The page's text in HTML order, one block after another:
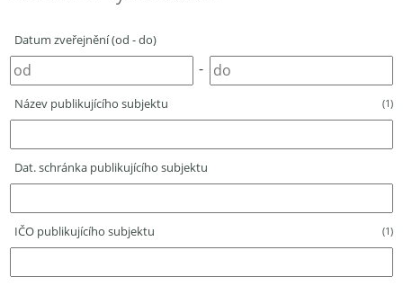
Datum zveřejnění (od - do)
-
Název publikujícího subjektu (1)
Dat. schránka publikujícího subjektu
IČO publikujícího subjektu (1)